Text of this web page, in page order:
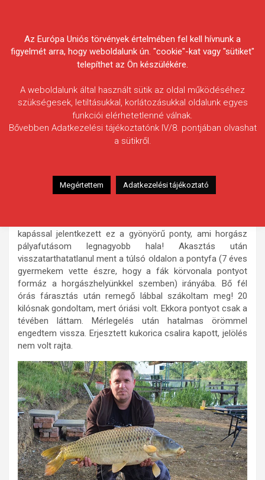
Egyesületek Szövetsége
Majernik Péter
Halfaj: Tőponty
Fogott hal adatai: 12,28 kg / 77 cm
kapással jelentkezett ez a gyönyörű ponty, ami horgász
pályafutásom legnagyobb hala! Akasztás után
visszatarthatatlanul ment a túlsó oldalon a pontyfa (7 éves
gyermekem vette észre, hogy a fák körvonala pontyot
formáz a horgászhelyünkkel szemben) irányába. Bő fél
órás fárasztás után remegő lábbal szákoltam meg! 20
kilósnak gondoltam, mert óriási volt. Ekkora pontyot csak a
tévében láttam. Mérlegelés után hatalmas örömmel
engedtem vissza. Erjesztett kukorica csalira kapott, jelölés
nem volt rajta.
Az Európa Uniós törvények értelmében fel kell hívnunk a
figyelmét arra, hogy weboldalunk ún. "cookie"-kat vagy "sütiket"
telepíthet az Ön készülékére.
A weboldalunk által használt sütik az oldal működéséhez
szükségesek, letiltásukkal, korlátozásukkal oldalunk egyes
funkciói elérhetetlenné válnak.
Bővebben Adatkezelési tájékoztatónk IV/8. pontjában olvashat
a sütikről.
Megértettem Adatkezelési tájékoztató